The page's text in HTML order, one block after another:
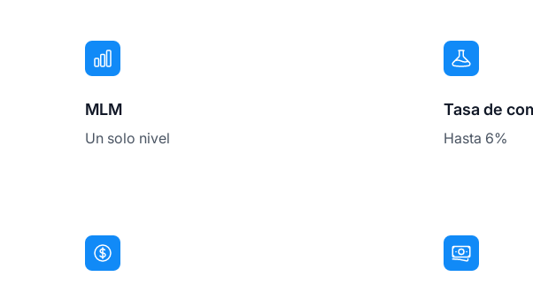
MLM
Un solo nivel
Tasa de
Hasta 6%